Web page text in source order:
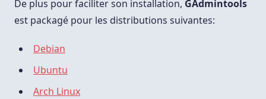
De plus pour faciliter son installation, GAdmintools
est packagé pour les distributions suivantes:
Debian
Ubuntu
Arch Linux